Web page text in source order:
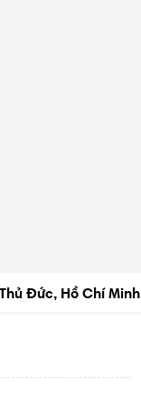
Đức, Hồ Chí Minh